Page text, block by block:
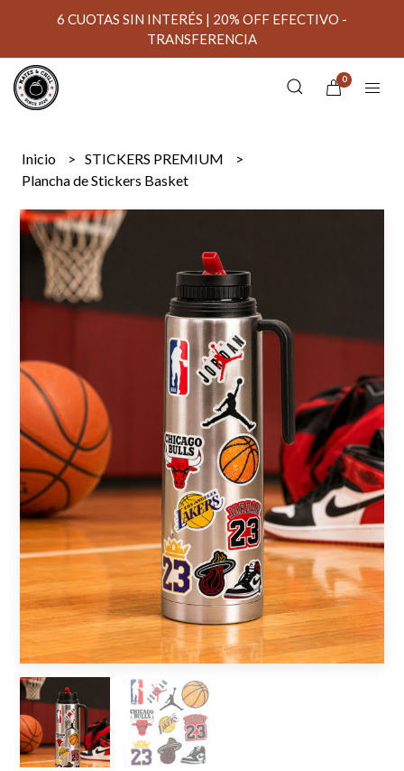
6 CUOTAS SIN INTERÉS | 20% OFF EFECTIVO -
TRANSFERENCIA
0
Inicio
STICKERS PREMIUM
Plancha de Stickers Basket